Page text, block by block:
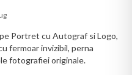
Portret cu Autograf si Logo,
fermoar invizibil, perna
fotografiei originale.